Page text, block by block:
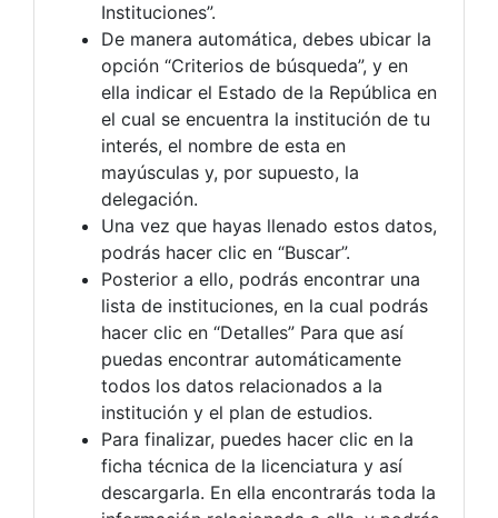
Instituciones”.
De manera automática, debes ubicar la
opción “Criterios de búsqueda”, y en
ella indicar el Estado de la República en
el cual se encuentra la institución de tu
interés, el nombre de esta en
mayúsculas y, por supuesto, la
delegación.
Una vez que hayas llenado estos datos,
podrás hacer clic en “Buscar”.
Posterior a ello, podrás encontrar una
lista de instituciones, en la cual podrás
hacer clic en “Detalles” Para que así
puedas encontrar automáticamente
todos los datos relacionados a la
institución y el plan de estudios.
Para finalizar, puedes hacer clic en la
ficha técnica de la licenciatura y así
descargarla. En ella encontrarás toda la